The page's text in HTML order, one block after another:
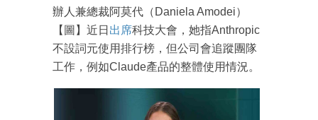
辦人兼總裁阿莫代（Daniela Amodei）
【圖】近日 出席科技大會，她指Anthropic
不設詞元使用排行榜，但公司會追蹤團隊
工作，例如Claude產品的整體使用情況。